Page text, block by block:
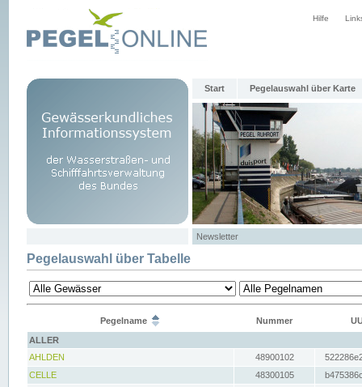
Hilfe
Start Pegelauswahl über Karte
Newsletter
Pegelauswahl über Tabelle
Pegelname Nummer
ALLER
AHLDEN
48900102
CELLE
48300105